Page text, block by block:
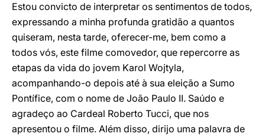
Estou convicto de interpretar os sentimentos de todos,
expressando a minha profunda gratidão a quantos
quiseram, nesta tarde, oferecer-me, bem como a
todos vós, este filme comovedor, que repercorre as
etapas da vida do jovem Karol Wojtyla,
acompanhando-o depois até à sua eleição a Sumo
Pontífice, com o nome de João Paulo II. Saúdo e
agradeço ao Cardeal Roberto Tucci, que nos
apresentou o filme. Além disso, dirijo uma palavra de